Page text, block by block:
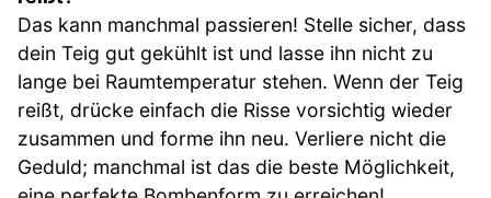
Das kann manchmal passieren! Stelle sicher, dass
dein Teig gut gekühlt ist und lasse ihn nicht zu
lange bei Raumtemperatur stehen. Wenn der Teig
reißt, drücke einfach die Risse vorsichtig wieder
zusammen und forme ihn neu. Verliere nicht die
Geduld; manchmal ist das die beste Möglichkeit,